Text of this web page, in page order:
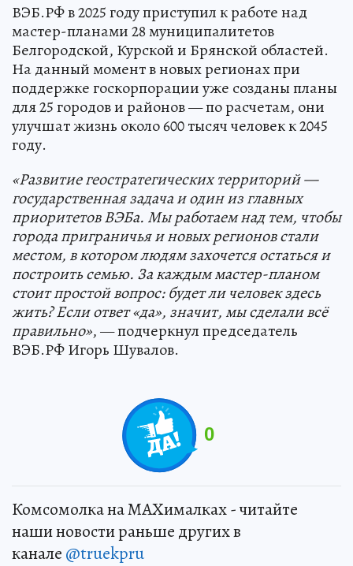
ВЭБ.РФ в 2025 году приступил к работе над
мастер-планами 28 муниципалитетов
Белгородской, Курской и Брянской областей.
На данный момент в новых регионах при
поддержке госкорпорации уже созданы планы
для 25 городов и районов — по расчетам, они
улучшат жизнь около 600 тысяч человек к 2045
году.
«Развитие геостратегических территорий —
государственная задача и один из главных
приоритетов ВЭБа. Мы работаем над тем, чтобы
города приграничья и новых регионов стали
местом, в котором людям захочется остаться и
построить семью. За каждым мастер-планом
стоит простой вопрос: будет ли человек здесь
жить? Если ответ «да», значит, мы сделали всё
правильно», — подчеркнул председатель
ВЭБ.РФ Игорь Шувалов.
0
Комсомолка на MAXималках - читайте
наши новости раньше других в
канале @truekpru